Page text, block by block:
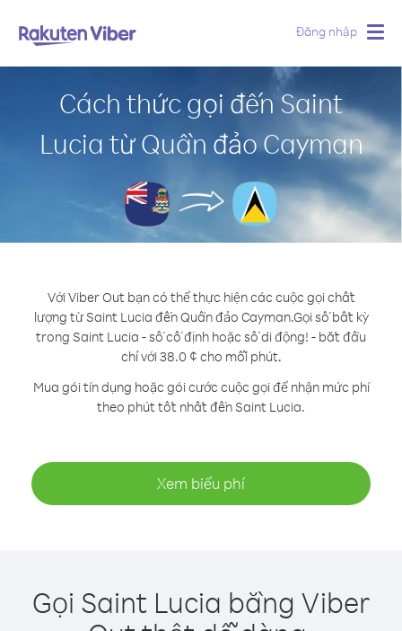
Đăng nhập
Cách thức gọi đến Saint
Lucia từ Quần đảo Cayman
Với Viber Out bạn có thể thực hiện các cuộc gọi chất
lượng từ Saint Lucia đến Quần đảo Cayman.Gọi số bất kỳ
trong Saint Lucia - số cố định hoặc số di động! - bắt đầu
chỉ với 38.0 ¢ cho mỗi phút.
Mua gói tín dụng hoặc gói cước cuộc gọi để nhận mức phí
theo phút tốt nhất đến Saint Lucia.
Xem biểu phí
Gọi Saint Lucia bằng Viber